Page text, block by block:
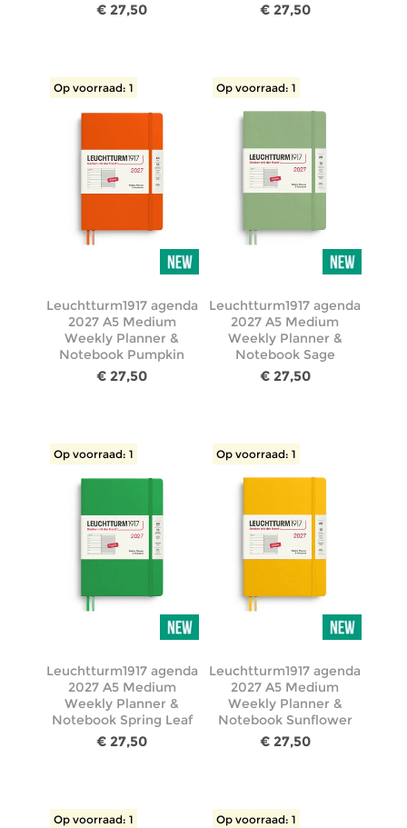
€ 27,50 € 27,50
Op voorraad: 1
Leuchtturm1917 agenda
2027 A5 Medium
Weekly Planner &
Notebook Pumpkin
€ 27,50
Op voorraad: 1
Leuchtturm1917 agenda
2027 A5 Medium
Weekly Planner &
Notebook Sage
€ 27,50
Op voorraad: 1
Leuchtturm1917 agenda
2027 A5 Medium
Weekly Planner &
Notebook Spring Leaf
€ 27,50
Op voorraad: 1
Leuchtturm1917 agenda
2027 A5 Medium
Weekly Planner &
Notebook Sunflower
€ 27,50
Op voorraad: 1 Op voorraad: 1